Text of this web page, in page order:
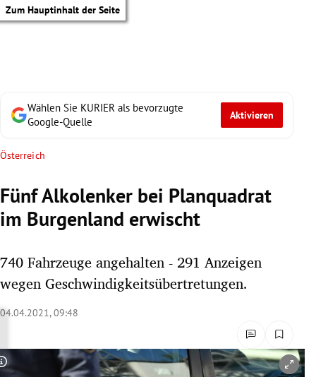
Zum Hauptinhalt der Seite
Untermenü
Wählen Sie KURIER als bevorzugte
Google-Quelle
Aktivieren
Österreich
Fünf Alkolenker bei Planquadrat
im Burgenland erwischt
740 Fahrzeuge angehalten - 291 Anzeigen
wegen Geschwindigkeitsübertretungen.
04.04.2021, 09:48
Copyright-Hinweis öffnen/schließen